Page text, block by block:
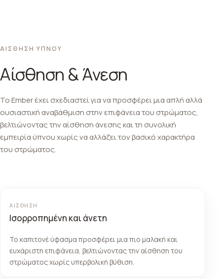
ΑΙΣΘΗΣΗ ΥΠΝΟΥ
Αίσθηση & Άνεση
Το Ember έχει σχεδιαστεί για να προσφέρει μια απλή αλλά
ουσιαστική αναβάθμιση στην επιφάνεια του στρώματος,
βελτιώνοντας την αίσθηση άνεσης και τη συνολική
εμπειρία ύπνου χωρίς να αλλάζει τον βασικό χαρακτήρα
του στρώματος.
ΑΊΣΘΗΣΗ
Ισορροπημένη και άνετη
Το καπιτονέ ύφασμα προσφέρει μια πιο μαλακή και
ευχάριστη επιφάνεια, βελτιώνοντας την αίσθηση του
στρώματος χωρίς υπερβολική βύθιση.